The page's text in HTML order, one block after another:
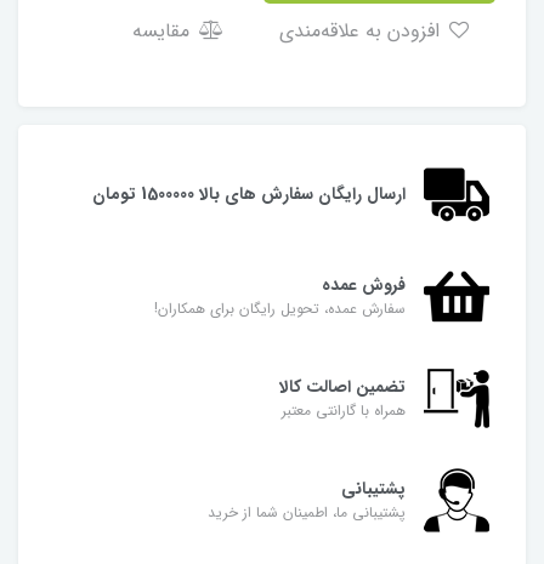
مقایسه
ارسال رایگان سفارش های بالا 1500000 تومان
فروش عمده
سفارش عمده، تحویل رایگان برای همکاران!
تضمین اصالت کالا
همراه با گارانتی معتبر
پشتیبانی
پشتیبانی ما، اطمینان شما از خرید